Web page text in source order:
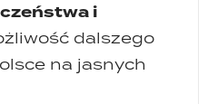
i
dalszego
na jasnych